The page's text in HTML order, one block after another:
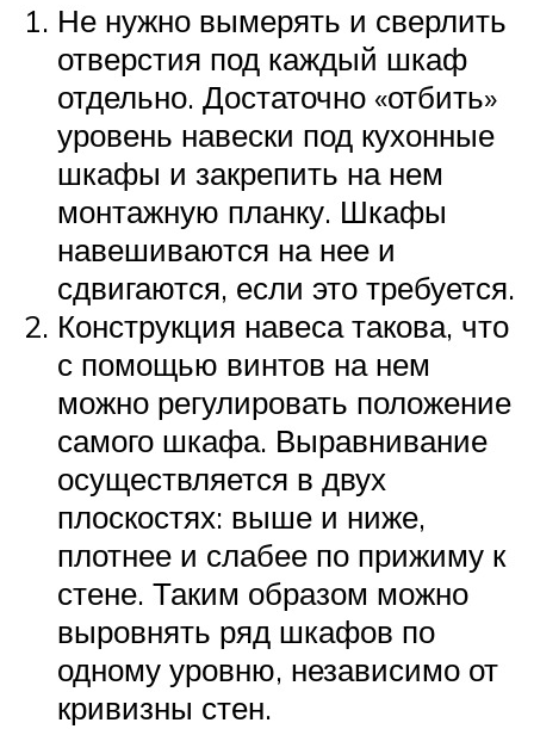
Не нужно вымерять и сверлить
отверстия под каждый шкаф
отдельно. Достаточно «отбить»
уровень навески под кухонные
шкафы и закрепить на нем
монтажную планку. Шкафы
навешиваются на нее и
сдвигаются, если это требуется.
Конструкция навеса такова, что
с помощью винтов на нем
можно регулировать положение
самого шкафа. Выравнивание
осуществляется в двух
плоскостях: выше и ниже,
плотнее и слабее по прижиму к
стене. Таким образом можно
выровнять ряд шкафов по
одному уровню, независимо от
кривизны стен.